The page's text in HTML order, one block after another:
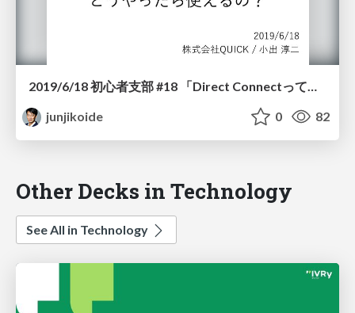
2019/6/18 初心者支部 #18 「Direct Connectって何？ どうやったら使えるの？」
junjikoide
0 82
Other Decks in Technology
See All in Technology